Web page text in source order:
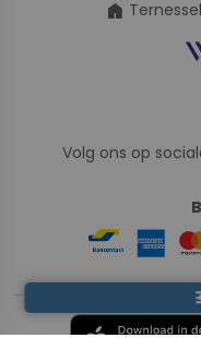
home
Volg ons op